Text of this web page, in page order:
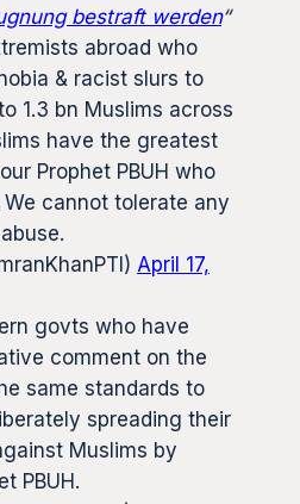
bestraft werden“
abroad who
& racist slurs to
1.3 bn Muslims across
have the greatest
Prophet PBUH who
We cannot tolerate any
April 17,
govts who have
comment on the
same standards to
spreading their
Muslims by
PBUH.